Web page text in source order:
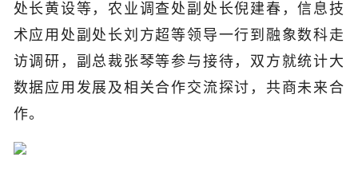
处长黄设等，农业调查处副处长倪建春，信息技
术应用处副处长刘方超等领导一行到融象数科走
访调研，副总裁张琴等参与接待，双方就统计大
数据应用发展及相关合作交流探讨，共商未来合
作。